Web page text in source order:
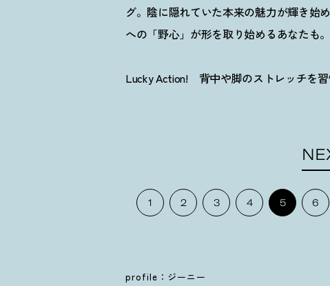
グ。陰に隠れていた本来の魅力が輝き始
への「野心」が形を取り始めるあなたも
Lucky Action! 背中や脚のストレッチを
1 2 3 4 5 6
profile：ジーニー